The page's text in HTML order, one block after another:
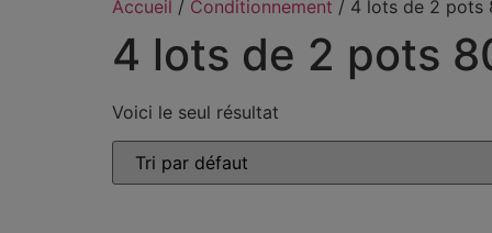
Accueil / Conditionnement / 4 lots de 2 pots
4 lots de 2 pots
Voici le seul résultat